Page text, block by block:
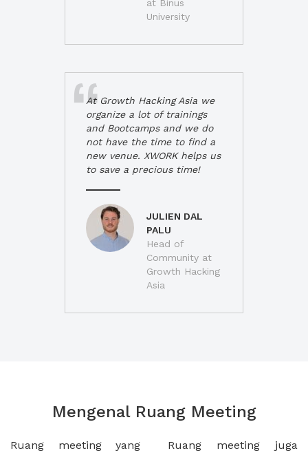
at Binus
University
At Growth Hacking Asia we
organize a lot of trainings
and Bootcamps and we do
not have the time to find a
new venue. XWORK helps us
to save a precious time!
JULIEN DAL
PALU
Head of
Community at
Growth Hacking
Asia
Mengenal Ruang Meeting
Ruang meeting yang
Ruang meeting juga